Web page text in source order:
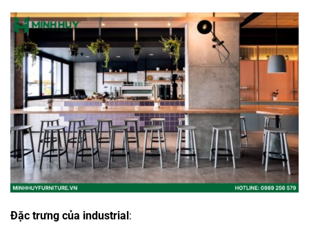
Đặc trưng của industrial: